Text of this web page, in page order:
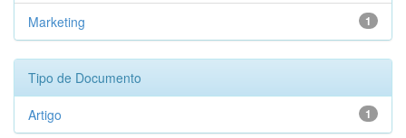
1
Marketing
Tipo de Documento
1
Artigo